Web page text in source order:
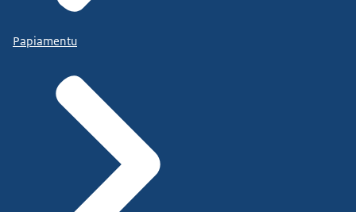
Papiamentu